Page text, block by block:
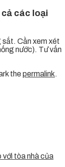
các loại
sắt. Cần xem xét
nước). Tư vấn
thepermalink.
với tòa nhà của